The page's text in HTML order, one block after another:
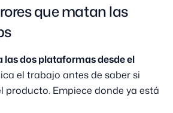
que matan las
las dos plataformas desde el
el trabajo antes de saber si
producto. Empiece donde ya está